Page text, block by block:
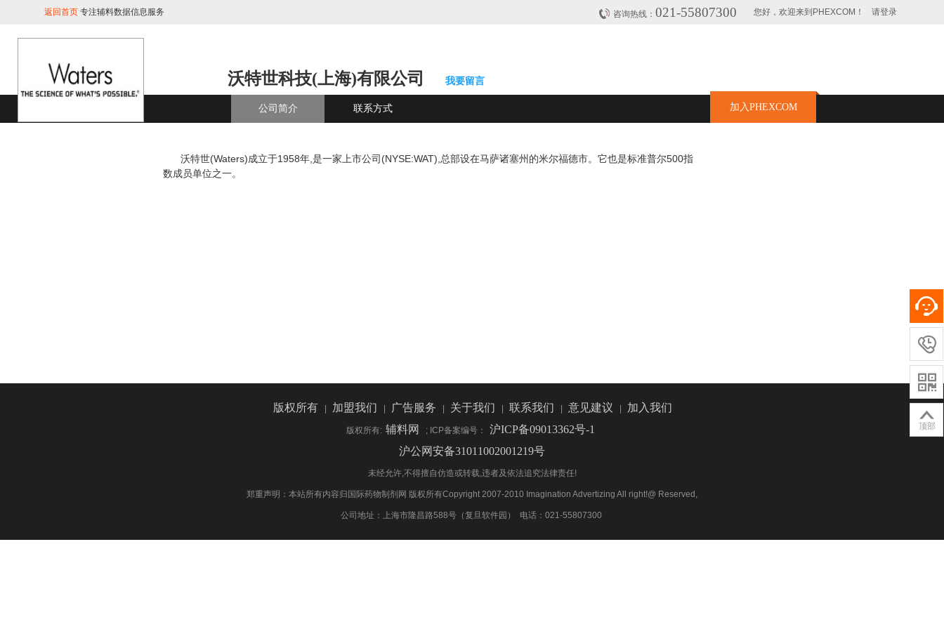
咨询热线： 021-55807300 您好，欢迎来到PHEXCOM！ 请登录
返回首页 专注辅料数据信息服务
沃特世科技(上海)有限公司 我要留言
公司简介 联系方式 加入PHEXCOM
沃特世(Waters)成立于1958年,是一家上市公司(NYSE:WAT),总部设在马萨诸塞州的米尔福德市。它也是标准普尔500指
数成员单位之一。
版权所有 加盟我们 广告服务 关于我们 联系我们 意见建议 加入我们
版权所有: 辅料网 ; ICP备案编号：
沪ICP备09013362号-1
沪公网安备31011002001219号
未经允许,不得擅自仿造或转载,违者及依法追究法律责任!
郑重声明：本站所有内容归国际药物制剂网 版权所有Copyright 2007-2010 Imagination Advertizing All right!@ Reserved,
公司地址：上海市隆昌路588号（复旦软件园） 电话：021-55807300



顶部